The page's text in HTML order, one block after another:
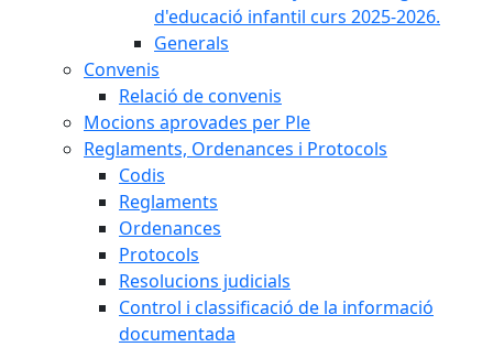
d'educació infantil curs 2025-2026.
Generals
Convenis
Relació de convenis
Mocions aprovades per Ple
Reglaments, Ordenances i Protocols
Codis
Reglaments
Ordenances
Protocols
Resolucions judicials
Control i classificació de la informació
documentada